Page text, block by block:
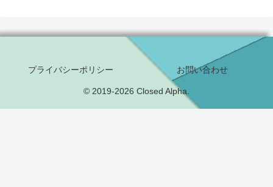
プライバシーポリシー お問い合わせ
© 2019-2026 Closed Alpha.